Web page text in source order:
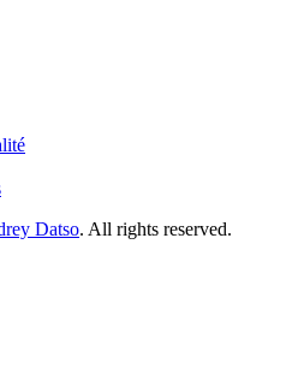
Datso. All rights reserved.